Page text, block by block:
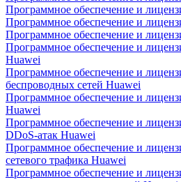
Программное обеспечение и
Программное обеспечение и
Программное обеспечение и
Программное обеспечение и
Huawei
Программное обеспечение и
беспроводных сетей Huawei
Программное обеспечение и
Huawei
Программное обеспечение и
DDoS-атак Huawei
Программное обеспечение и
сетевого трафика Huawei
Программное обеспечение и